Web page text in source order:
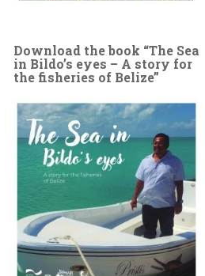
Download the book “The Sea
in Bildo’s eyes – A story for
the fisheries of Belize”